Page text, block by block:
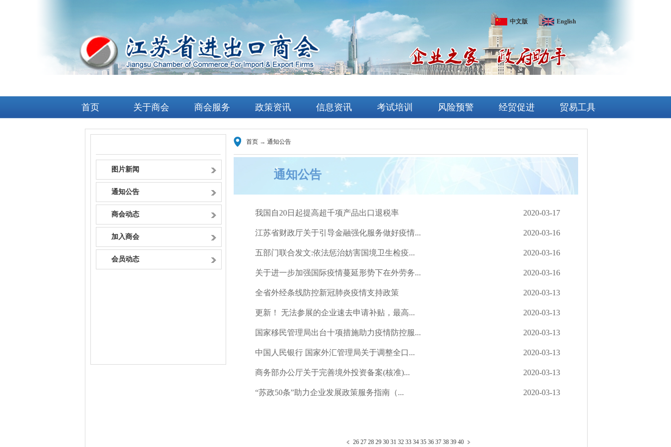
中文版 English
首页 关于商会 商会服务 政策资讯 信息资讯 考试培训 风险预警 经贸促进 贸易工具
图片新闻
通知公告
商会动态
加入商会
会员动态
首页→ 通知公告
通知公告
我国自20日起提高超千项产品出口退税率 2020-03-17
江苏省财政厅关于引导金融强化服务做好疫情... 2020-03-16
五部门联合发文:依法惩治妨害国境卫生检疫... 2020-03-16
关于进一步加强国际疫情蔓延形势下在外劳务... 2020-03-16
全省外经条线防控新冠肺炎疫情支持政策 2020-03-13
更新！ 无法参展的企业速去申请补贴，最高... 2020-03-13
国家移民管理局出台十项措施助力疫情防控服... 2020-03-13
中国人民银行 国家外汇管理局关于调整全口... 2020-03-13
商务部办公厅关于完善境外投资备案(核准)... 2020-03-13
“苏政50条”助力企业发展政策服务指南（... 2020-03-13
26 27 28 29 30 31 32 33 34 35 36 37 38 39 40